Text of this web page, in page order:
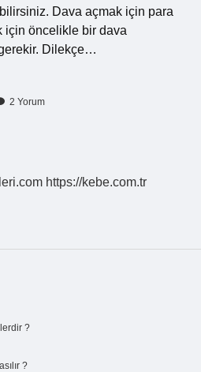
Dava açmak için para
için öncelikle bir dava
Dilekçe…
2 Yorum
https://kebe.com.tr
?
?